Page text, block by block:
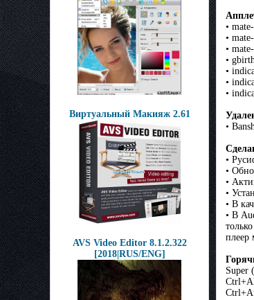
Виртуальный Макияж 2.61
AVS Video Editor 8.1.2.322
[2018|RUS/ENG]
•
•
•
•
•
•
•
•
•
•
•
•
• В
• В
плеер
Super